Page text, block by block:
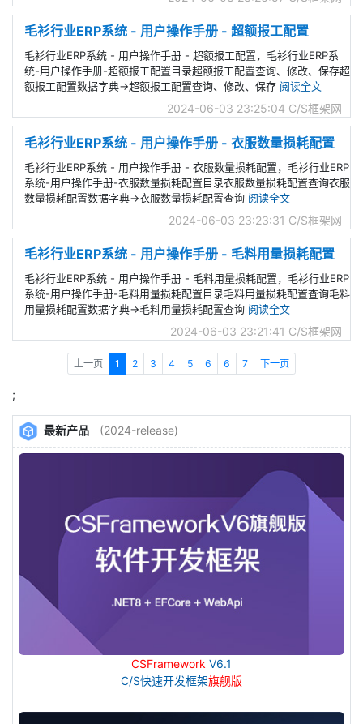
毛衫行业ERP系统 - 用户操作手册 - 超额报工配置
毛衫行业ERP系统 - 用户操作手册 - 超额报工配置，毛衫行业ERP系
统-用户操作手册-超额报工配置目录超额报工配置查询、修改、保存超
额报工配置数据字典->超额报工配置查询、修改、保存 阅读全文
2024-06-03 23:25:04 C/S框架网
毛衫行业ERP系统 - 用户操作手册 - 衣服数量损耗配置
毛衫行业ERP系统 - 用户操作手册 - 衣服数量损耗配置，毛衫行业ERP
系统-用户操作手册-衣服数量损耗配置目录衣服数量损耗配置查询衣服
数量损耗配置数据字典->衣服数量损耗配置查询 阅读全文
2024-06-03 23:23:31 C/S框架网
毛衫行业ERP系统 - 用户操作手册 - 毛料用量损耗配置
毛衫行业ERP系统 - 用户操作手册 - 毛料用量损耗配置，毛衫行业ERP
系统-用户操作手册-毛料用量损耗配置目录毛料用量损耗配置查询毛料
用量损耗配置数据字典->毛料用量损耗配置查询 阅读全文
2024-06-03 23:21:41 C/S框架网
上一页 1 2 3 4 5 6 6 7 下一页
;
最新产品 (2024-release)
CSFramework V6.1
C/S快速开发框架旗舰版